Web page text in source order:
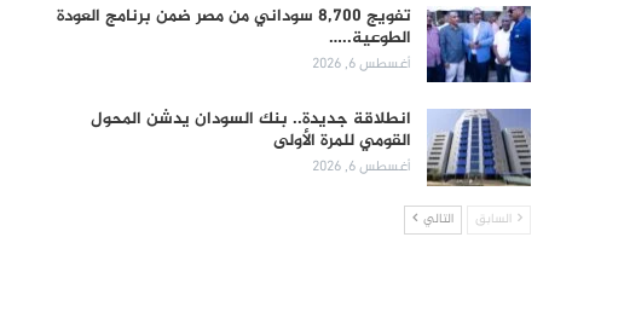
تفويج 8,700 سوداني من مصر ضمن برنامج العودة
الطوعية..…
أغسطس 6, 2026
انطلاقة جديدة.. بنك السودان يدشن المحول
القومي للمرة الأولى
أغسطس 6, 2026
السابق التالي